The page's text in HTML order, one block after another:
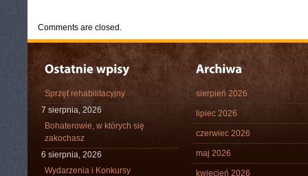
Comments are closed.
Sprzęt rehabilitacyjny
7 sierpnia, 2026
Bohaterowie, w których się
zakochasz
6 sierpnia, 2026
Wydarzenia i Konkursy
sierpień 2026
lipiec 2026
czerwiec 2026
maj 2026
kwiecień 2026